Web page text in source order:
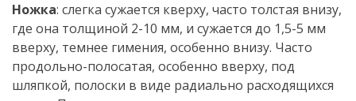
Ножка: слегка сужается кверху, часто толстая внизу,
где она толщиной 2-10 мм, и сужается до 1,5-5 мм
вверху, темнее гимения, особенно внизу. Часто
продольно-полосатая, особенно вверху, под
шляпкой, полоски в виде радиально расходящихся